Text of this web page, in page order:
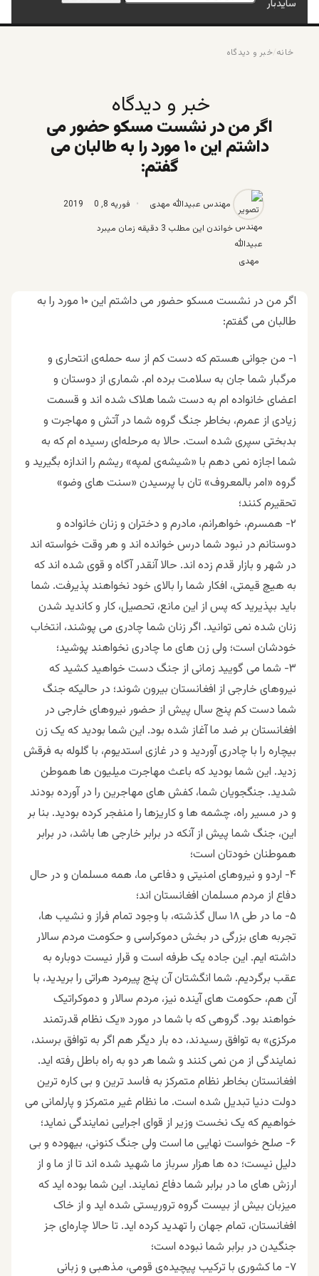
سایدبار
خانه /خبر و دیدگاه
خبر و دیدگاه
اگر من در نشست مسکو حضور می
داشتم این ۱۰ مورد را به طالبان می
گفتم:
مهندس عبیدالله مهدی فوریه 8, 2019
0
خواندن این مطلب 3 دقیقه زمان میبرد
اگر من در نشست مسکو حضور می داشتم این ۱۰ مورد را به
طالبان می گفتم:
۱- من جوانی هستم که دست کم از سه حمله‌ی انتحاری و
مرگبار شما جان به سلامت برده ام. شماری از دوستان و
اعضای خانواده ام به دست شما هلاک شده اند و قسمت
زیادی از عمرم، بخاطر جنگ گروه شما در آتش و مهاجرت و
بدبختی سپری شده است. حالا به مرحله‌ای رسیده ام که به
شما اجازه نمی دهم با «شیشه‌ی لمپه» ریشم را اندازه بگیرید و
گروه «امر بالمعروف» تان با پرسیدن «سنت های وضو»
تحقیرم کنند؛
۲- همسرم، خواهرانم، مادرم و دختران و زنان خانواده و
دوستانم در نبود شما درس خوانده اند و هر وقت خواسته اند
در شهر و بازار قدم زده اند. حالا آنقدر آگاه و قوی شده اند که
به هیچ قیمتی، افکار شما را بالای خود نخواهند پذیرفت. شما
باید بپذیرید که پس از این مانع، تحصیل، کار و کاندید شدن
زنان شده نمی توانید. اگر زنان شما چادری می پوشند، انتخاب
خودشان است؛ ولی زن های ما چادری نخواهند پوشید؛
۳- شما می گویید زمانی از جنگ دست خواهید کشید که
نیروهای خارجی از افغانستان بیرون شوند؛ در حالیکه جنگ
شما دست کم پنج سال پیش از حضور نیروهای خارجی در
افغانستان بر ضد ما آغاز شده بود. این شما بودید که یک زن
بیچاره را با چادری آوردید و در غازی استدیوم، با گلوله به فرقش
زدید. این شما بودید که باعث مهاجرت میلیون ها هموطن
شدید. جنگجویان شما، کفش های مهاجرین را در آورده بودند
و در مسیر راه، چشمه ها و کاریزها را منفجر کرده بودید. بنا بر
این، جنگ شما پیش از آنکه در برابر خارجی ها باشد، در برابر
هموطنان خودتان است؛
۴- اردو و نیروهای امنیتی و دفاعی ما، همه مسلمان و در حال
دفاع از مردم مسلمان افغانستان اند؛
۵- ما در طی ۱۸ سال گذشته، با وجود تمام فراز و نشیب ها،
تجربه های بزرگی در بخش دموکراسی و حکومت مردم سالار
داشته ایم. این جاده یک طرفه است و قرار نیست دوباره به
عقب برگردیم. شما انگشتان آن پنج پیرمرد هراتی را بریدید، با
آن هم، حکومت های آینده نیز، مردم سالار و دموکراتیک
خواهند بود. گروهی که با شما در مورد «یک نظام قدرتمند
مرکزی» به توافق رسیدند، ده بار دیگر هم اگر به توافق برسند،
نمایندگی از من نمی کنند و شما هر دو به راه باطل رفته اید.
افغانستان بخاطر نظام متمرکز به فاسد ترین و بی کاره ترین
دولت دنیا تبدیل شده است. ما نظام غیر متمرکز و پارلمانی می
خواهیم که یک نخست وزیر از قوای اجرایی نمایندگی نماید؛
۶- صلح خواست نهایی ما است ولی جنگ کنونی، بیهوده و بی
دلیل نیست؛ ده ها هزار سرباز ما شهید شده اند تا از ما و از
ارزش های ما در برابر شما دفاع نمایند. این شما بوده اید که
میزبان بیش از بیست گروه تروریستی شده اید و از خاک
افغانستان، تمام جهان را تهدید کرده اید. تا حالا چاره‌ای جز
جنگیدن در برابر شما نبوده است؛
۷- ما کشوری با ترکیب پیچیده‌ی قومی، مذهبی و زبانی